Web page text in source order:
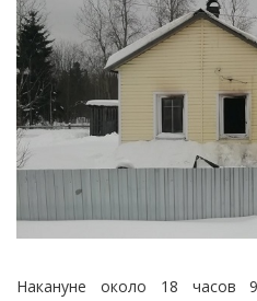
Накануне около 18 часов